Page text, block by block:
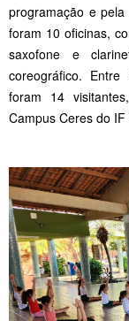
programação e
foram 10 oficinas,
saxofone e
coreográfico.
foram 14
Campus Ceres do IF